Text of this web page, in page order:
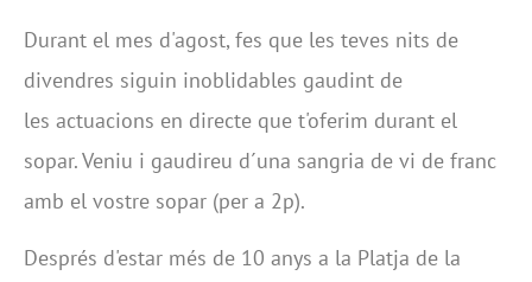
Durant el mes d'agost, fes que les teves nits de
divendres siguin inoblidables gaudint de
les actuacions en directe que t'oferim durant el
sopar. Veniu i gaudireu d´una sangria de vi de franc
amb el vostre sopar (per a 2p).
Després d'estar més de 10 anys a la Platja de la